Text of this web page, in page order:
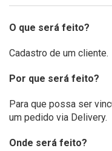
O que será feito?
Cadastro de um cliente.
Por que será feito?
Para que possa ser
um pedido via Delivery.
Onde será feito?